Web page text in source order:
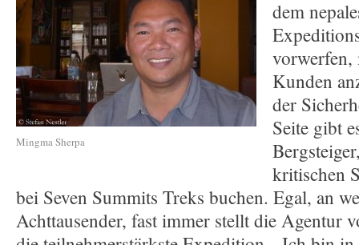
Mingma Sherpa
dem
Kunden
der
Seite gibt
kritischen
bei Seven Summits Treks buchen. Egal, an
Achttausender, fast immer stellt die Agentur